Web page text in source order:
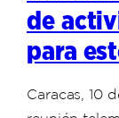
de
para
Caracas, 10